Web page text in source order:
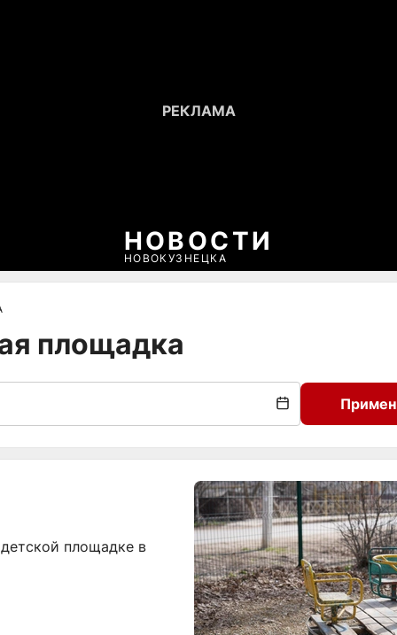
НОВОСТИ
НОВОКУЗНЕЦКА
площадка
площадке в